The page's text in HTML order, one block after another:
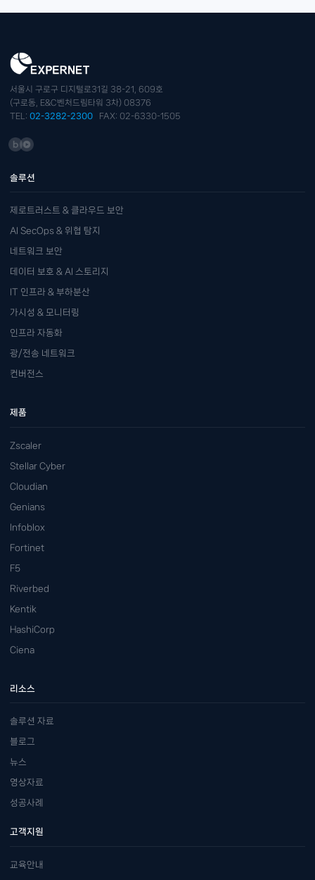
서울시 구로구 디지털로31길 38-21, 609호
(구로동, E&C벤처드림타워 3차) 08376
TEL: 02-3282-2300 FAX: 02-6330-1505
솔루션
제로트러스트 & 클라우드 보안
AI SecOps & 위협 탐지
네트워크 보안
데이터 보호 & AI 스토리지
IT 인프라 & 부하분산
가시성 & 모니터링
인프라 자동화
광/전송 네트워크
컨버전스
제품
Zscaler
Stellar Cyber
Cloudian
Genians
Infoblox
Fortinet
F5
Riverbed
Kentik
HashiCorp
Ciena
리소스
솔루션 자료
블로그
뉴스
영상자료
성공사례
고객지원
교육안내